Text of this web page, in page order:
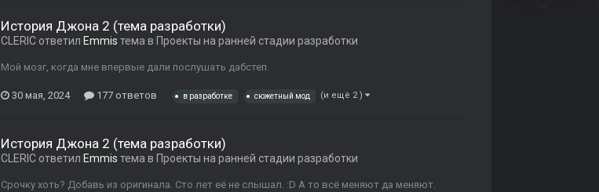
История Джона 2 (тема разработки)
CLERIC ответил Emmis тема в Проекты на ранней стадии разработки
Мой мозг, когда мне впервые дали послушать дабстеп.
30 мая, 2024 177 ответов в разработке сюжетный мод (и ещё 2 )
История Джона 2 (тема разработки)
CLERIC ответил Emmis тема в Проекты на ранней стадии разработки
Срочку хоть? Добавь из оригинала. Сто лет её не слышал. :D А то всё меняют да меняют.